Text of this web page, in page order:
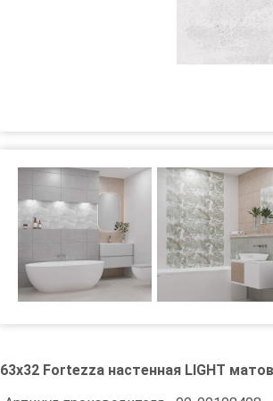
63x32 Fortezza настенная LIGHT